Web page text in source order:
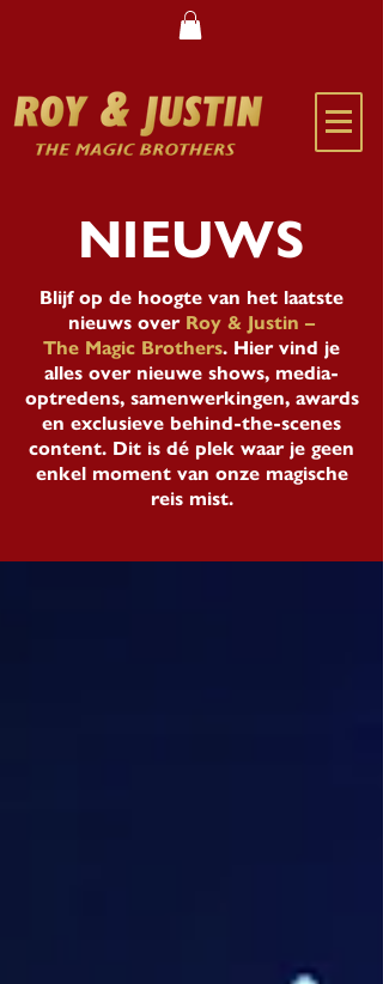
NIEUWS
Blijf op de hoogte van het laatste
nieuws over Roy & Justin –
The Magic Brothers. Hier vind je
alles over nieuwe shows, media-
optredens, samenwerkingen, awards
en exclusieve behind-the-scenes
content. Dit is dé plek waar je geen
enkel moment van onze magische
reis mist.